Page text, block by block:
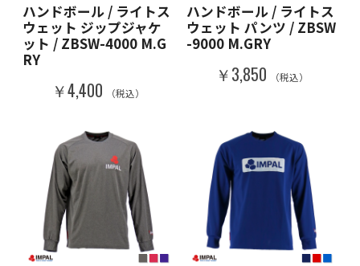
ハンドボール / ライトス
ウェット ジップジャケ
ット / ZBSW-4000 M.G
RY
￥4,400 （税込）
ハンドボール / ライトス
ウェット パンツ / ZBSW
-9000 M.GRY
￥3,850 （税込）